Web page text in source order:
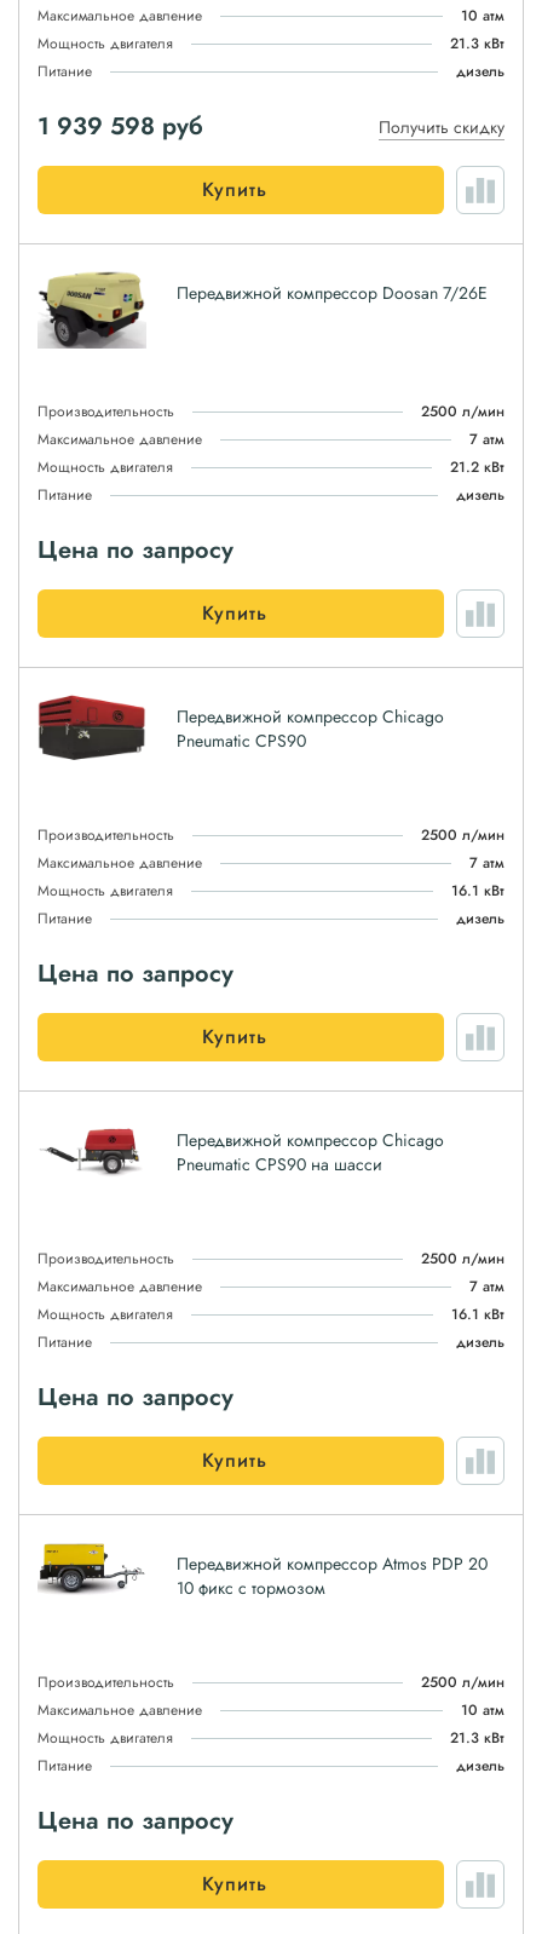
Максимальное давление
10 атм
Мощность двигателя
21.3 кВт
Питание
дизель
1 939 598 руб Получить скидку
Купить
Передвижной компрессор Doosan 7/26E
Производительность
2500 л/мин
Максимальное давление
7 атм
Мощность двигателя
21.2 кВт
Питание
дизель
Цена по запросу
Купить
Передвижной компрессор Chicago
Pneumatic CPS90
Производительность
2500 л/мин
Максимальное давление
7 атм
Мощность двигателя
16.1 кВт
Питание
дизель
Цена по запросу
Купить
Передвижной компрессор Chicago
Pneumatic CPS90 на шасси
Производительность
2500 л/мин
Максимальное давление
7 атм
Мощность двигателя
16.1 кВт
Питание
дизель
Цена по запросу
Купить
Передвижной компрессор Atmos PDP 20
10 фикс с тормозом
Производительность
2500 л/мин
Максимальное давление
10 атм
Мощность двигателя
21.3 кВт
Питание
дизель
Цена по запросу
Купить